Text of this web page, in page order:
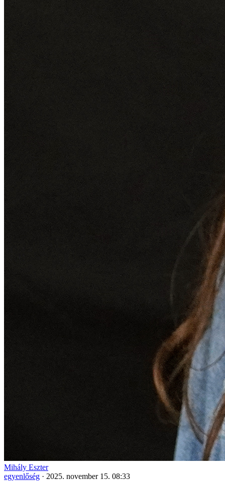
Mihály Eszter
egyenlőség · 2025. november 15. 08:33